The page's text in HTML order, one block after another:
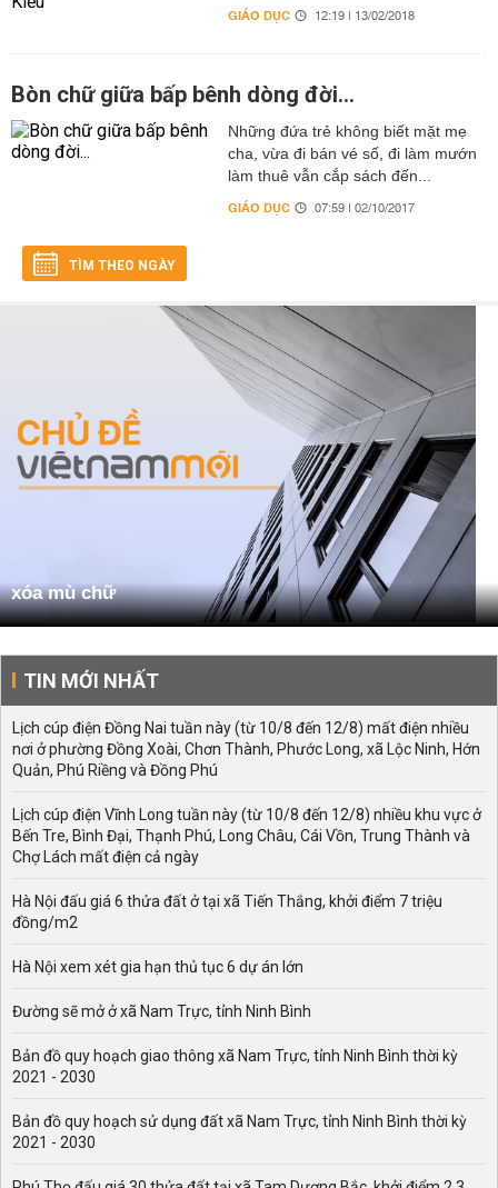
GIÁO DỤC 12:19 | 13/02/2018
Bòn chữ giữa bấp bênh dòng đời...
Những đứa trẻ không biết mặt mẹ
cha, vừa đi bán vé số, đi làm mướn
làm thuê vẫn cắp sách đến...
GIÁO DỤC 07:59 | 02/10/2017
TÌM THEO NGÀY
xóa mù chữ
TIN MỚI NHẤT
Lịch cúp điện Đồng Nai tuần này (từ 10/8 đến 12/8) mất điện nhiều
nơi ở phường Đồng Xoài, Chơn Thành, Phước Long, xã Lộc Ninh, Hớn
Quản, Phú Riềng và Đồng Phú
Lịch cúp điện Vĩnh Long tuần này (từ 10/8 đến 12/8) nhiều khu vực ở
Bến Tre, Bình Đại, Thạnh Phú, Long Châu, Cái Vồn, Trung Thành và
Chợ Lách mất điện cả ngày
Hà Nội đấu giá 6 thửa đất ở tại xã Tiến Thắng, khởi điểm 7 triệu
đồng/m2
Hà Nội xem xét gia hạn thủ tục 6 dự án lớn
Đường sẽ mở ở xã Nam Trực, tỉnh Ninh Bình
Bản đồ quy hoạch giao thông xã Nam Trực, tỉnh Ninh Bình thời kỳ
2021 - 2030
Bản đồ quy hoạch sử dụng đất xã Nam Trực, tỉnh Ninh Bình thời kỳ
2021 - 2030